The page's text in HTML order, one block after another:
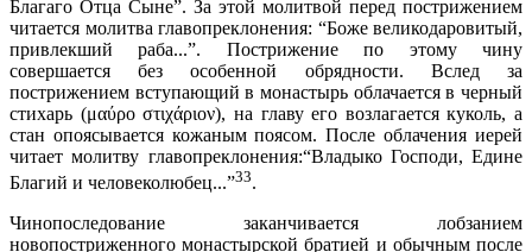
Благаго Отца Сыне”. За этой молитвой перед пострижением
читается молитва главопреклонения: “Боже великодаровитый,
привлекший раба...”. Пострижение по этому чину
совершается без особенной обрядности. Вслед за
пострижением вступающий в монастырь облачается в черный
стихарь (μαύρο στιχάριον), на главу его возлагается куколь, а
стан опоясывается кожаным поясом. После облачения иерей
читает молитву главопреклонения:“Владыко Господи, Едине
Благий и человеколюбец...”33.
Чинопоследование заканчивается лобзанием
новопостриженного монастырской братией и обычным после